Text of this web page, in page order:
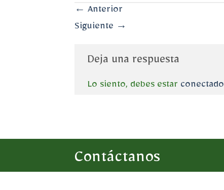
← Anterior
Siguiente →
Deja una respuesta
Lo siento, debes estar conectado
Contáctanos